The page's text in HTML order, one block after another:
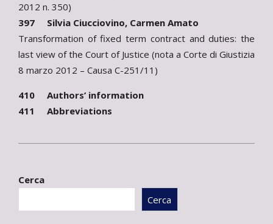
2012 n. 350)
397 Silvia Ciucciovino, Carmen Amato
Transformation of fixed term contract and duties: the
last view of the Court of Justice (nota a Corte di Giustizia
8 marzo 2012 – Causa C-251/11)
410 Authors’ information
411 Abbreviations
06
Cerca
Cerca